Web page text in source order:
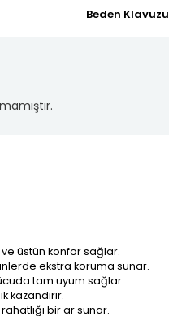
Beden Klavuzu
ve üstün konfor sağlar.
ekstra koruma sunar.
tam uyum sağlar.
kazandırır.
bir ar sunar.